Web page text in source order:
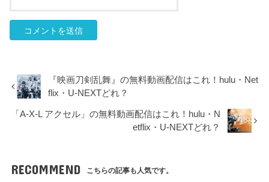
『映画刀剣乱舞』の無料動画配信はこれ！hulu・Net
flix・U-NEXTどれ？
「A-X-L アクセル」の無料動画配信はこれ！hulu・N
etflix・U-NEXTどれ？
RECOMMEND こちらの記事も人気です。